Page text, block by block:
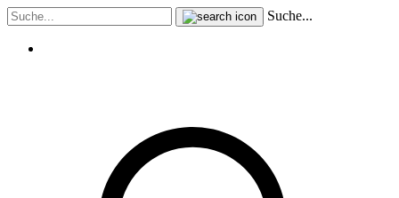
Suche...